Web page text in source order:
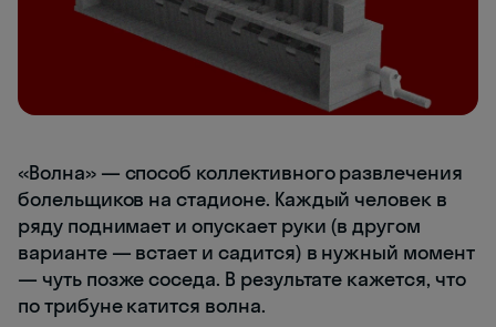
«Волна» — способ коллективного развлечения
болельщиков на стадионе. Каждый человек в
ряду поднимает и опускает руки (в другом
варианте — встает и садится) в нужный момент
— чуть позже соседа. В результате кажется, что
по трибуне катится волна.